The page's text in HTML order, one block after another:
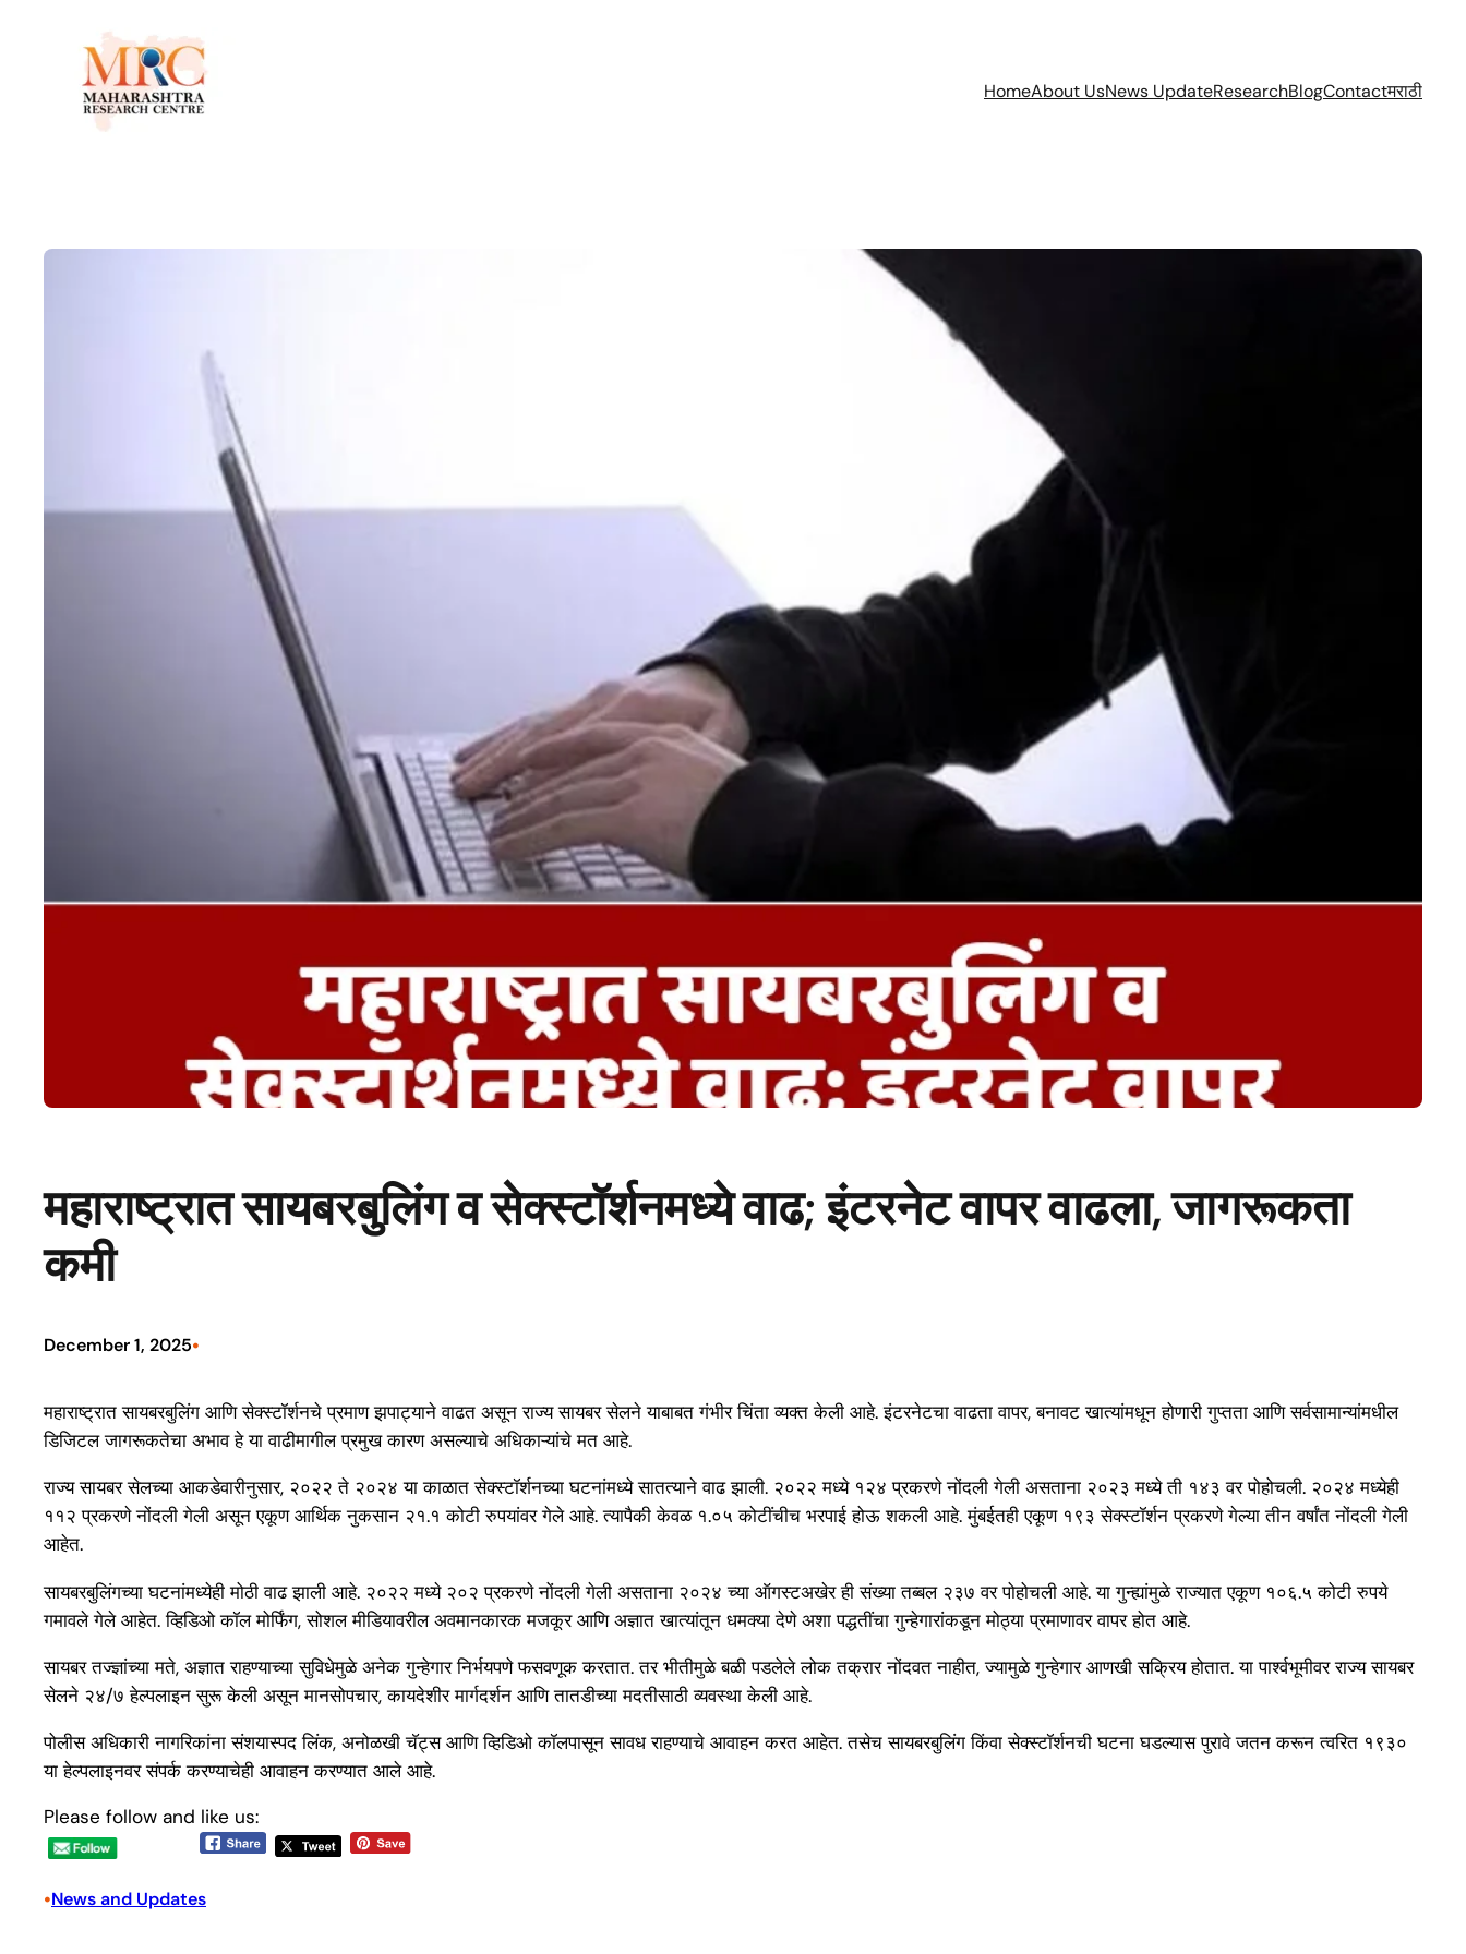
HomeAbout UsNews UpdateResearchBlogContactमराठी
महाराष्ट्रात सायबरबुलिंग व सेक्स्टॉर्शनमध्ये वाढ; इंटरनेट वापर वाढला, जागरूकता
कमी
December 1, 2025•
महाराष्ट्रात सायबरबुलिंग आणि सेक्स्टॉर्शनचे प्रमाण झपाट्याने वाढत असून राज्य सायबर सेलने याबाबत गंभीर चिंता व्यक्त केली आहे. इंटरनेटचा वाढता वापर, बनावट खात्यांमधून होणारी गुप्तता आणि सर्वसामान्यांमधील
डिजिटल जागरूकतेचा अभाव हे या वाढीमागील प्रमुख कारण असल्याचे अधिकाऱ्यांचे मत आहे.
राज्य सायबर सेलच्या आकडेवारीनुसार, २०२२ ते २०२४ या काळात सेक्स्टॉर्शनच्या घटनांमध्ये सातत्याने वाढ झाली. २०२२ मध्ये १२४ प्रकरणे नोंदली गेली असताना २०२३ मध्ये ती १४३ वर पोहोचली. २०२४ मध्येही
११२ प्रकरणे नोंदली गेली असून एकूण आर्थिक नुकसान २१.१ कोटी रुपयांवर गेले आहे. त्यापैकी केवळ १.०५ कोटींचीच भरपाई होऊ शकली आहे. मुंबईतही एकूण १९३ सेक्स्टॉर्शन प्रकरणे गेल्या तीन वर्षांत नोंदली गेली
आहेत.
सायबरबुलिंगच्या घटनांमध्येही मोठी वाढ झाली आहे. २०२२ मध्ये २०२ प्रकरणे नोंदली गेली असताना २०२४ च्या ऑगस्टअखेर ही संख्या तब्बल २३७ वर पोहोचली आहे. या गुन्ह्यांमुळे राज्यात एकूण १०६.५ कोटी रुपये
गमावले गेले आहेत. व्हिडिओ कॉल मोर्फिंग, सोशल मीडियावरील अवमानकारक मजकूर आणि अज्ञात खात्यांतून धमक्या देणे अशा पद्धतींचा गुन्हेगारांकडून मोठ्या प्रमाणावर वापर होत आहे.
सायबर तज्ज्ञांच्या मते, अज्ञात राहण्याच्या सुविधेमुळे अनेक गुन्हेगार निर्भयपणे फसवणूक करतात. तर भीतीमुळे बळी पडलेले लोक तक्रार नोंदवत नाहीत, ज्यामुळे गुन्हेगार आणखी सक्रिय होतात. या पार्श्वभूमीवर राज्य सायबर
सेलने २४/७ हेल्पलाइन सुरू केली असून मानसोपचार, कायदेशीर मार्गदर्शन आणि तातडीच्या मदतीसाठी व्यवस्था केली आहे.
पोलीस अधिकारी नागरिकांना संशयास्पद लिंक, अनोळखी चॅट्स आणि व्हिडिओ कॉलपासून सावध राहण्याचे आवाहन करत आहेत. तसेच सायबरबुलिंग किंवा सेक्स्टॉर्शनची घटना घडल्यास पुरावे जतन करून त्वरित १९३०
या हेल्पलाइनवर संपर्क करण्याचेही आवाहन करण्यात आले आहे.
Please follow and like us:
•News and Updates